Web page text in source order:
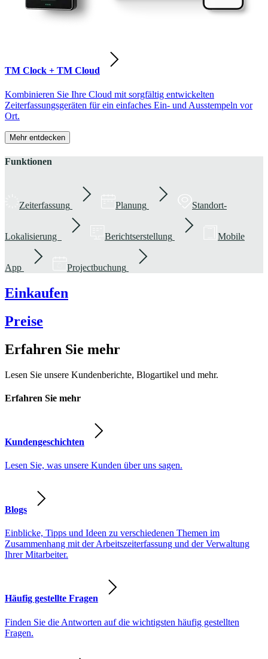
TM Clock + TM Cloud
Kombinieren Sie Ihre Cloud mit sorgfältig entwickelten
Zeiterfassungsgeräten für ein einfaches Ein- und Ausstempeln vor
Ort.
Mehr entdecken
Funktionen
Zeiterfassung Planung Standort-
Lokalisierung Berichtserstellung Mobile
App Projectbuchung
Einkaufen
Preise
Erfahren Sie mehr
Lesen Sie unsere Kundenberichte, Blogartikel und mehr.
Erfahren Sie mehr
Kundengeschichten
Lesen Sie, was unsere Kunden über uns sagen.
Blogs
Einblicke, Tipps und Ideen zu verschiedenen Themen im
Zusammenhang mit der Arbeitszeiterfassung und der Verwaltung
Ihrer Mitarbeiter.
Häufig gestellte Fragen
Finden Sie die Antworten auf die wichtigsten häufig gestellten
Fragen.